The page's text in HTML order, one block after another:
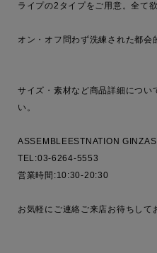
ライプの2タイプをご用意。全て
オン・オフ問わず洗練された都会
サイズ・素材など商品詳細につい
い。
ASSEMBLEESTNATION
TEL:03-6264-5553
営業時間:10:30-20:30
お気軽にご連絡ご来店お待ちして